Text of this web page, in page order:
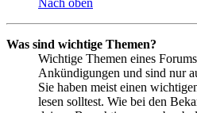
Was sind wichtige Themen?
Wichtige Themen eines
Ankündigungen und sind nur
Sie haben meist einen
lesen solltest. Wie bei den